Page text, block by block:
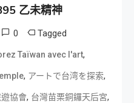
乙未精神
0 Tagged
Taïwan avec l'art,
, アートで台湾を探索,
協會, 台灣苗栗銅鑼天后宮,